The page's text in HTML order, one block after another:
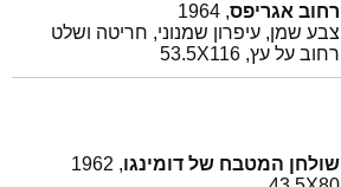
רחוב אגריפס, 1964
צבע שמן, עיפרון שמנוני, חריטה ושלט
רחוב על עץ, 53.5X116
שולחן המטבח של דומינגו, 1962